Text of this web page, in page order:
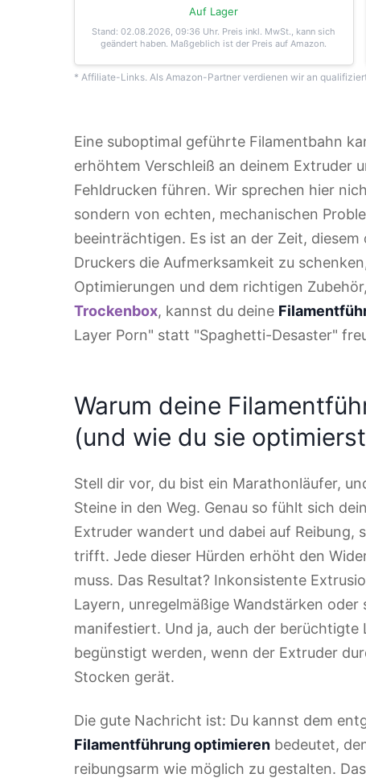
Auf Lager
Stand: 02.08.2026, 09:36 Uhr. Preis inkl. MwSt., kann sich
geändert haben. Maßgeblich ist der Preis auf Amazon.
* Affiliate-Links. Als Amazon-Partner verdienen wir an
Eine suboptimal geführte Filamentbahn
erhöhtem Verschleiß an deinem Extruder
Fehldrucken führen. Wir sprechen hier
sondern von echten, mechanischen
beeinträchtigen. Es ist an der Zeit,
Druckers die Aufmerksamkeit zu
Optimierungen und dem richtigen
Trockenbox, kannst du deine
Layer Porn" statt "Spaghetti-Desaster"
Warum deine
(und wie du sie
Stell dir vor, du bist ein Marathonläufer,
Steine in den Weg. Genau so fühlt sich
Extruder wandert und dabei auf Reibung,
trifft. Jede dieser Hürden erhöht den
muss. Das Resultat? Inkonsistente
Layern, unregelmäßige Wandstärken
manifestiert. Und ja, auch der
begünstigt werden, wenn der Extruder
Stocken gerät.
Die gute Nachricht ist: Du kannst dem
Filamentführung optimieren bedeutet,
reibungsarm wie möglich zu gestalten.